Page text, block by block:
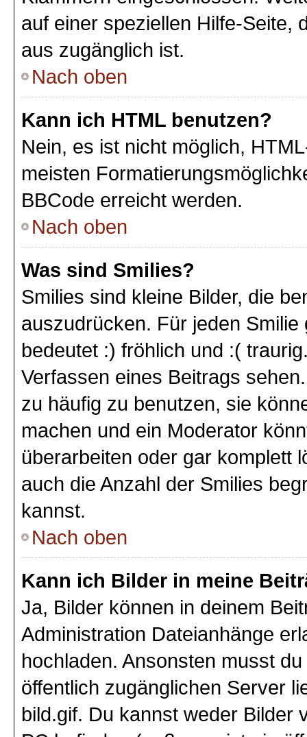
auf einer speziellen Hilfe-Seite,
aus zugänglich ist.
Nach oben
Kann ich HTML benutzen?
Nein, es ist nicht möglich,
meisten
BBCode erreicht werden.
Nach oben
Was sind Smilies?
Smilies sind kleine Bilder, die
auszudrücken. Für jeden
bedeutet :) fröhlich und :(
Verfassen eines Beitrags
zu häufig zu benutzen, sie
machen und ein Moderator
überarbeiten oder gar komplett
auch die Anzahl der Smilies
kannst.
Nach oben
Kann ich Bilder in meine
Ja, Bilder können in deinem
Administration Dateianhänge
hochladen. Ansonsten musst
öffentlich zugänglichen Server
bild.gif. Du kannst weder Bilder